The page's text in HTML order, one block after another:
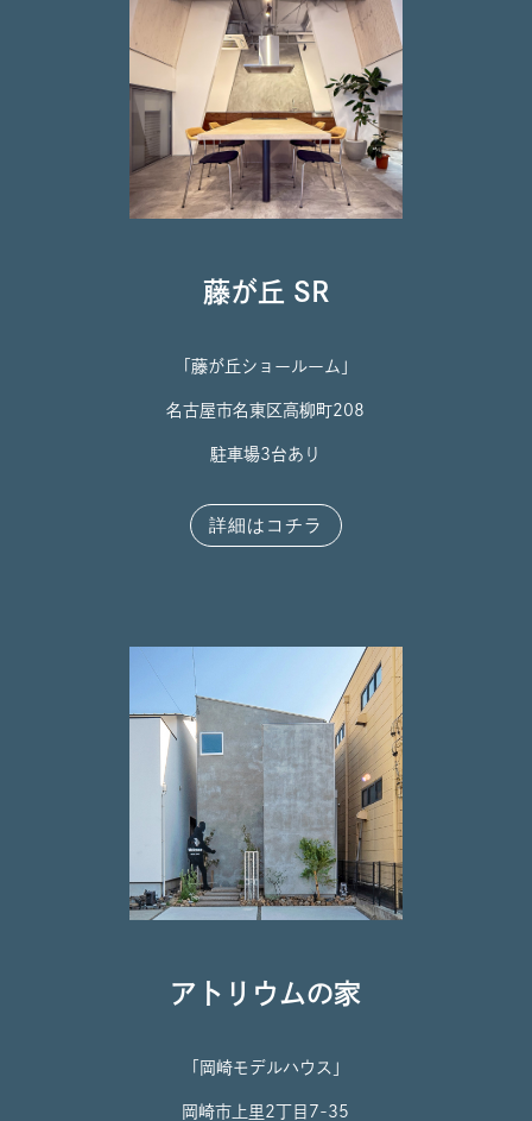
藤が丘 SR
「藤が丘ショールーム」
名古屋市名東区高柳町208
駐車場3台あり
詳細はコチラ
アトリウムの家
「岡崎モデルハウス」
岡崎市上里2丁目7-35